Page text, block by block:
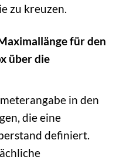
zu kreuzen.
für den
über die
in den
die eine
definiert.